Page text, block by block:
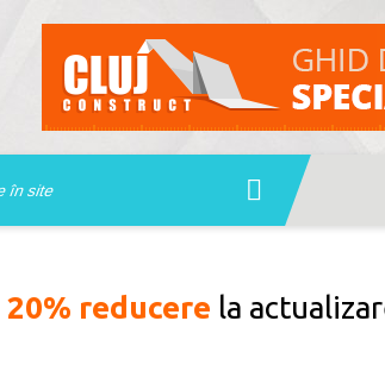
20% reducere la